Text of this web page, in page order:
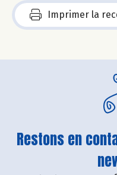
Imprimer la
Restons en